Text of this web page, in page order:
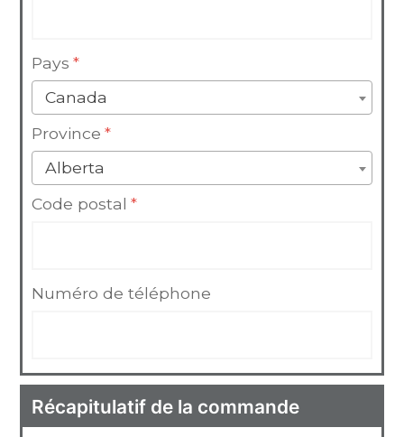
Pays *
Canada
Province *
Alberta
Code postal *
Numéro de téléphone
Récapitulatif de la commande